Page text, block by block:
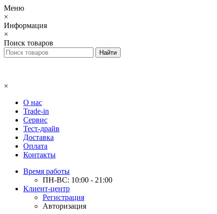
Меню
×
Информация
×
Поиск товаров
×
О нас
Trade-in
Сервис
Тест-драйв
Доставка
Оплата
Контакты
Время работы
ПН-ВС: 10:00 - 21:00
Клиент-центр
Регистрация
Авторизация